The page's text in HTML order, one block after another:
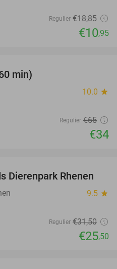
Regulier €18,85
€10,95
min)
10.0 star
Regulier €65
€34
19%
Dierenpark Rhenen
9.5 star
Regulier €31,50
€25,50